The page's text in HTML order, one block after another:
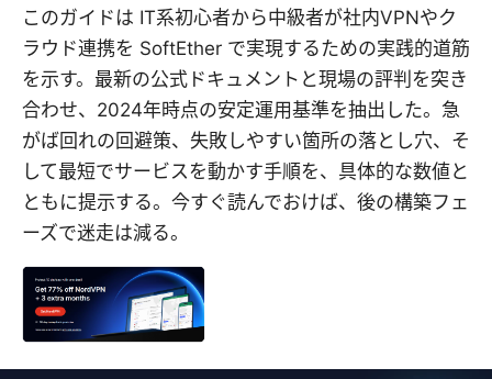
このガイドは IT系初心者から中級者が社内VPNやク
ラウド連携を SoftEther で実現するための実践的道筋
を示す。最新の公式ドキュメントと現場の評判を突き
合わせ、2024年時点の安定運用基準を抽出した。急
がば回れの回避策、失敗しやすい箇所の落とし穴、そ
して最短でサービスを動かす手順を、具体的な数値と
ともに提示する。今すぐ読んでおけば、後の構築フェ
ーズで迷走は減る。